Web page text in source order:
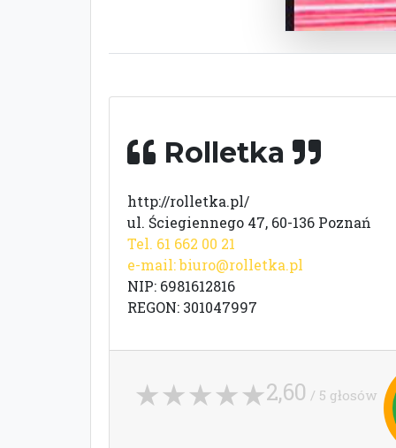
Rolletka
http://rolletka.pl/
ul. Ściegiennego 47, 60-136 Poznań
Tel. 61 662 00 21
e-mail:biuro@rolletka.pl
NIP: 6981612816
REGON: 301047997
2,60 / 5 głosów